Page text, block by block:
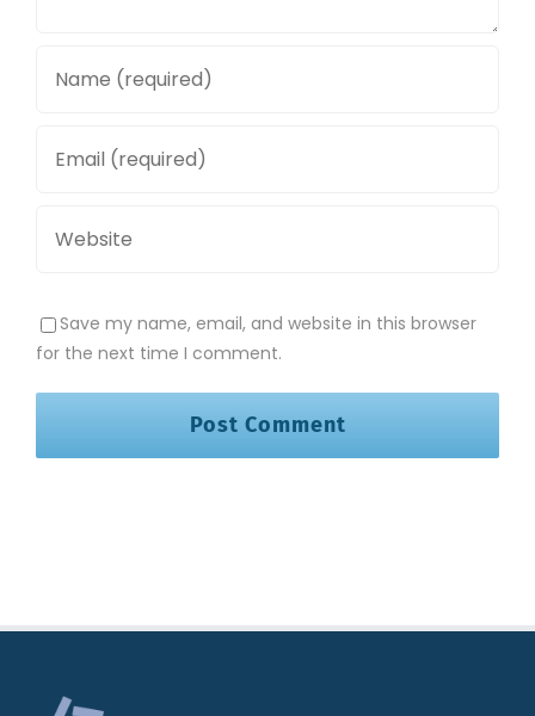
Save my name, email, and website in this browser
for the next time I comment.